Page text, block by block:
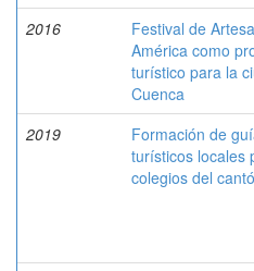
2016
Festival de
América como
turístico para la
Cuenca
2019
Formación de
turísticos locales
colegios del